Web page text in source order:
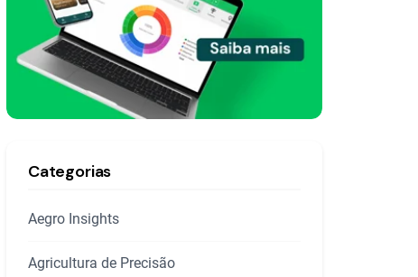
Categorias
Aegro Insights
Agricultura de Precisão